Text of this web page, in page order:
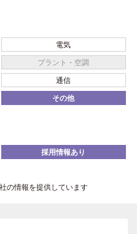
電気
プラント・空調
通信
その他
採用情報あり
の情報を提供しています